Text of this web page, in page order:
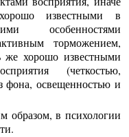
известными в
особенностями
торможением,
же хорошо известными
(четкостью,
фона, освещенностью и
образом, в психологии